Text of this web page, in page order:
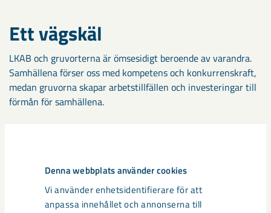
Denna webbplats använder cookies
Vi använder enhetsidentifierare för att
anpassa innehållet och annonserna till
Ett vägskäl
LKAB och gruvorterna är ömsesidigt beroende av varandra.
Samhällena förser oss med kompetens och konkurrenskraft,
medan gruvorna skapar arbetstillfällen och investeringar till
förmån för samhällena.
mellanväg.